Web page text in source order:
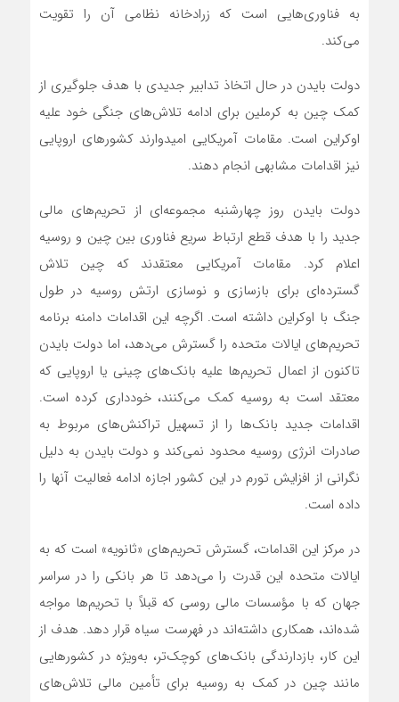
به فناوری‌هایی است که زرادخانه نظامی آن را تقویت‌
می‌کند.
دولت بایدن در حال اتخاذ تدابیر جدیدی با هدف جلوگیری از
کمک چین به کرملین برای ادامه تلاش‌های جنگی خود علیه
اوکراین است. مقامات آمریکایی امیدوارند کشورهای اروپایی
نیز اقدامات مشابهی انجام دهند.
دولت بایدن روز چهارشنبه مجموعه‌ای از تحریم‌های مالی
جدید را با هدف قطع ارتباط سریع فناوری بین چین و روسیه
اعلام کرد. مقامات آمریکایی معتقدند که چین تلاش
گسترده‌ای برای بازسازی و نوسازی ارتش روسیه در طول
جنگ با اوکراین داشته است. اگرچه این اقدامات دامنه برنامه
تحریم‌های ایالات متحده را گسترش‌ می‌دهد، اما دولت بایدن
تاکنون از اعمال تحریم‌ها علیه بانک‌های چینی یا اروپایی که
معتقد است به روسیه کمک‌ می‌کنند، خودداری کرده است.
اقدامات جدید بانک‌ها را از تسهیل تراکنش‌های مربوط به
صادرات انرژی روسیه محدود نمی‌کند و دولت بایدن به دلیل
نگرانی از افزایش تورم در این کشور اجازه ادامه فعالیت آنها را
داده است.
در مرکز این اقدامات، گسترش تحریم‌های «ثانویه» است که به
ایالات متحده این قدرت را می‌دهد تا هر بانکی را در سراسر
جهان که با مؤسسات مالی روسی که قبلاً با تحریم‌ها مواجه
شده‌اند، همکاری داشته‌اند در فهرست سیاه قرار دهد. هدف از
این کار، بازدارندگی بانک‌های کوچک‌تر، به‌ویژه در کشورهایی
مانند چین در کمک به روسیه برای تأمین مالی تلاش‌های